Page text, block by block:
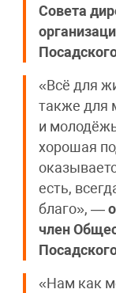
Совета
«Всё для
также для
и
хорошая
есть,
благо», —
член
«Нам как